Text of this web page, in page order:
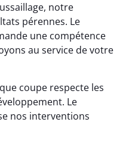
notre
pérennes. Le
une compétence
au service de votre
coupe respecte les
Le
nos interventions